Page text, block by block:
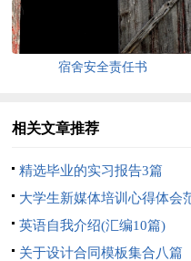
宿舍安全责任书
相关文章推荐
精选毕业的实习报告3篇
大学生新媒体培训心得体会
文英语自我介绍(汇编10篇)
关于设计合同模板集合八篇